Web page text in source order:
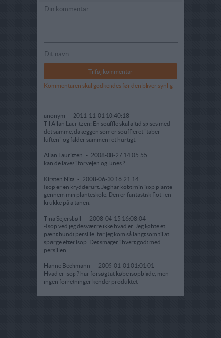
Kommentaren skal godkendes før den bliver synlig
anonym - 2011-11-01 10:40:18
Til Allan Lauritzen: En souffle skal altid spises med
det samme, da æggen som er souffleret "taber
luften" og falder sammen ret hurtigt.
Allan Lauritzen - 2008-08-27 14:05:55
kan de laves i forvejen og lunes ?
Kirsten Nita - 2008-06-30 16:21:14
Isop er en krydderurt. Jeg har købt min isop plante
gennem min planteskole. Den er fantastisk flot i en
krukke på altanen.
Tina Sejersbøll - 2008-04-15 16:08:04
-Isop ved jeg desværre ikke hvad er. Jeg købte et
pænt bundt persille, før jeg kom så langt som til at
spørge efter isop. Det smager i hvert godt med
persillen.
Hanne Bechmann - 2005-01-01 01:01:01
Hvad er isop ? har forsøgt at købe isopblade, men
ingen forretninger kender produktet